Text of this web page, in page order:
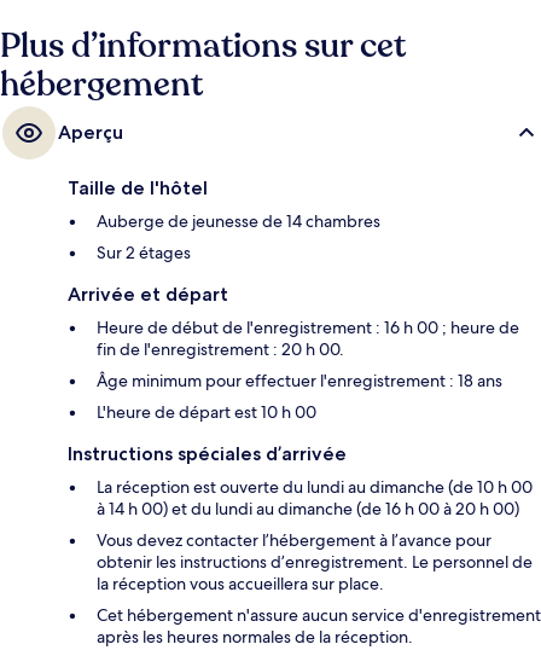
Plus d’informations sur cet
hébergement
Aperçu
Taille de l'hôtel
Auberge de jeunesse de 14 chambres
Sur 2 étages
Arrivée et départ
Heure de début de l'enregistrement : 16 h 00 ; heure de
fin de l'enregistrement : 20 h 00.
Âge minimum pour effectuer l'enregistrement : 18 ans
L'heure de départ est 10 h 00
Instructions spéciales d’arrivée
La réception est ouverte du lundi au dimanche (de 10 h 00
à 14 h 00) et du lundi au dimanche (de 16 h 00 à 20 h 00)
Vous devez contacter l’hébergement à l’avance pour
obtenir les instructions d’enregistrement. Le personnel de
la réception vous accueillera sur place.
Cet hébergement n'assure aucun service d'enregistrement
après les heures normales de la réception.